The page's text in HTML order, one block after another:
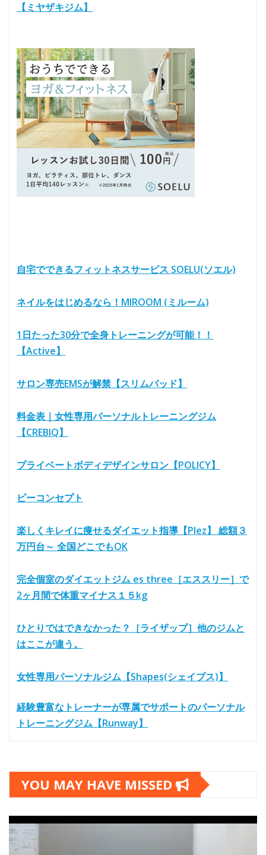
【ミヤザキジム】
自宅でできるフィットネスサービス SOELU(ソエル)
ネイルをはじめるなら！MIROOM (ミルーム)
1日たった30分で全身トレーニングが可能！！
【Active】
サロン専売EMSが解禁【スリムパッド】
料金表｜女性専用パーソナルトレーニングジム
【CREBIQ】
プライベートボディデザインサロン【POLICY】
ビーコンセプト
楽しくキレイに痩せるダイエット指導【Plez】 総額３
万円台～ 全国どこでもOK
完全個室のダイエットジム es three［エススリー］で
2ヶ月間で体重マイナス１５kg
ひとりではできなかった？［ライザップ］他のジムと
はここが違う。
女性専用パーソナルジム【Shapes(シェイプス)】
経験豊富なトレーナーが専属でサポートのパーソナル
トレーニングジム【Runway】
YOU MAY HAVE MISSED